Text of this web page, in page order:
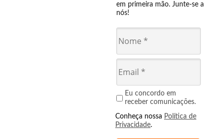
em primeira mão. Junte-se a
nós!
Eu concordo em
receber comunicações.
Conheça nossa Política de
Privacidade.